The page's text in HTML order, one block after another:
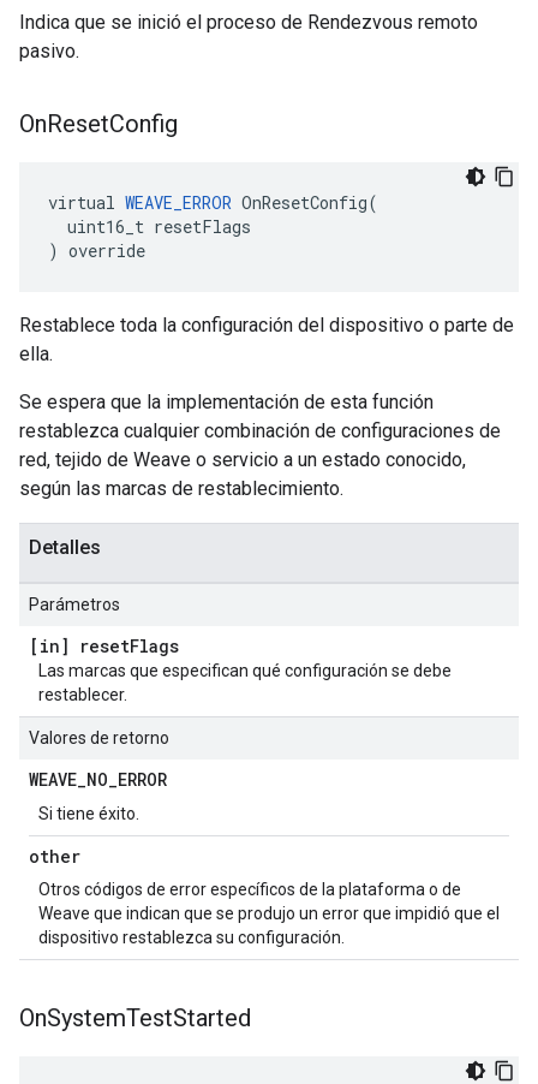
Indica que se inició el proceso de Rendezvous remoto
pasivo.
OnResetConfig
virtual WEAVE_ERROR OnResetConfig(
  uint16_t resetFlags
) override
Restablece toda la configuración del dispositivo o parte de
ella.
Se espera que la implementación de esta función
restablezca cualquier combinación de configuraciones de
red, tejido de Weave o servicio a un estado conocido,
según las marcas de restablecimiento.
Detalles
Parámetros
[in] resetFlags
Las marcas que especifican qué configuración se debe
restablecer.
Valores de retorno
WEAVE_NO_ERROR
Si tiene éxito.
other
Otros códigos de error específicos de la plataforma o de
Weave que indican que se produjo un error que impidió que el
dispositivo restablezca su configuración.
OnSystemTestStarted